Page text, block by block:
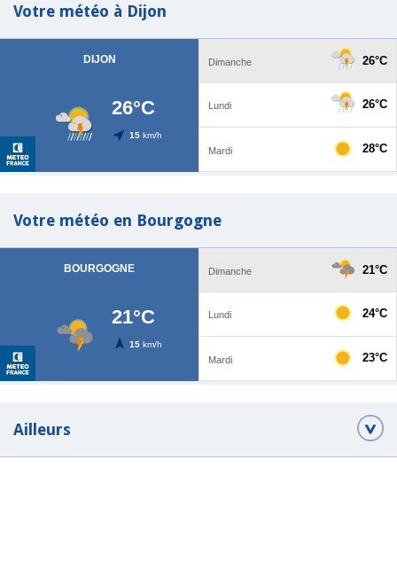
Votre météo à Dijon
Votre météo en Bourgogne
Ailleurs